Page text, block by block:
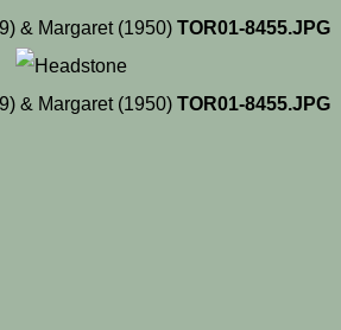
& Margaret (1950) TOR01-8455.JPG
& Margaret (1950) TOR01-8455.JPG